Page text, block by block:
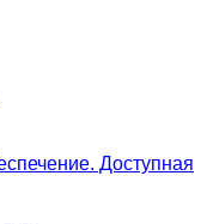
Доступная